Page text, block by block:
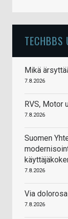
Mikä
7.8.2026
RVS, Motor
7.8.2026
Suomen
7.8.2026
Via
7.8.2026